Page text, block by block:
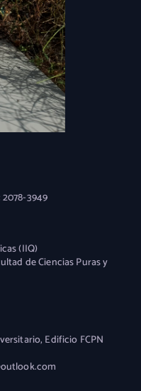
3949
(IIQ)
de Ciencias Puras y
Edificio FCPN